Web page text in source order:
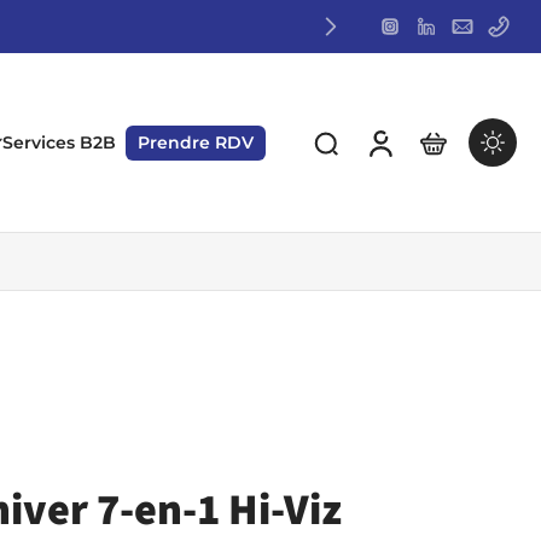
Services B2B Prendre RDV
7-en-1 Hi-Viz